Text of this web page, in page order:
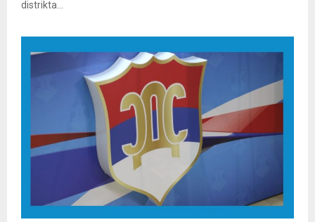
distrikta...